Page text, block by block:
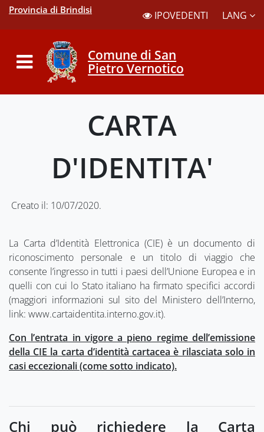
Provincia di Brindisi IPOVEDENTI LANG
Comune di San
Pietro Vernotico
CARTA
D'IDENTITA'
Creato il: 10/07/2020.
La Carta d’Identità Elettronica (CIE) è un documento di
riconoscimento personale e un titolo di viaggio che
consente l’ingresso in tutti i paesi dell’Unione Europea e in
quelli con cui lo Stato italiano ha firmato specifici accordi
(maggiori informazioni sul sito del Ministero dell’Interno,
link: www.cartaidentita.interno.gov.it).
Con l’entrata in vigore a pieno regime dell’emissione
della CIE la carta d’identità cartacea è rilasciata solo in
casi eccezionali (come sotto indicato).
Chi può richiedere la Carta